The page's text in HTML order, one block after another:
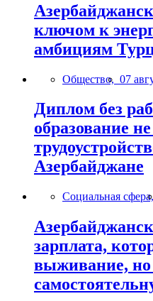
ключом к
амбициям
Общество, 07
Диплом без
образование
Азербайджане
Социальная сфера,
зарплата,
выживание, но